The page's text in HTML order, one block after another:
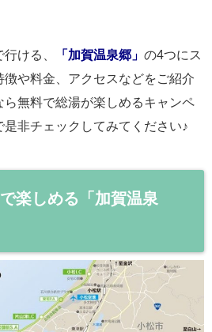
ける、 「加賀温泉郷」 の4つにス
や料金、アクセスなどをご紹介
ら無料で総湯が楽しめるキャンペ
非チェックしてみてください♪
楽しめる「加賀温泉